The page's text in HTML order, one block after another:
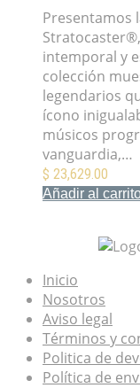
Presentamos
intemporal y
colección
legendarios
ícono
músicos
vanguardia,…
$ 23,629.00
Añadir al
Inicio
Nosotros
Aviso legal
Términos y
Politica de
Política de